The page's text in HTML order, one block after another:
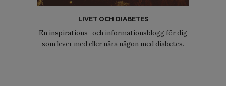
LIVET OCH DIABETES
En inspirations- och informationsblogg för dig
som lever med eller nära någon med diabetes.